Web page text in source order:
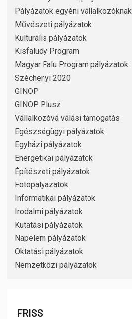
Pályázatok egyéni vállalkozóknak
Művészeti pályázatok
Kulturális pályázatok
Kisfaludy Program
Magyar Falu Program pályázatok
Széchenyi 2020
GINOP
GINOP Plusz
Vállalkozóvá válási támogatás
Egészségügyi pályázatok
Egyházi pályázatok
Energetikai pályázatok
Építészeti pályázatok
Fotópályázatok
Informatikai pályázatok
Irodalmi pályázatok
Kutatási pályázatok
Napelem pályázatok
Oktatási pályázatok
Nemzetközi pályázatok
FRISS